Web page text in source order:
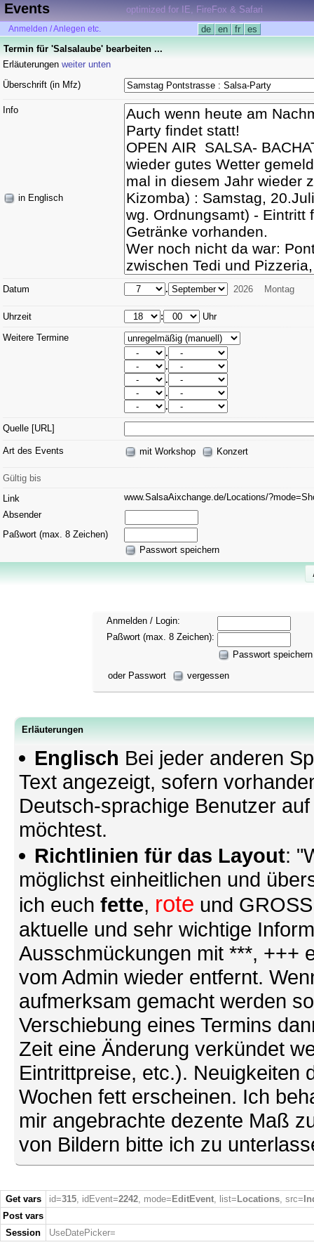
Events optimized for IE, FireFox & Safari
Anmelden / Anlegen etc. de en fr
es
Termin für 'Salsalaube' bearbeiten ...
Erläuterungen weiter unten
Überschrift (in Mfz)
Info
in Englisch
Datum . 2026 Montag
Uhrzeit :
Uhr
Weitere Termine
.
.
.
.
.
Quelle [URL]
Art des Events mit Workshop Konzert
Gültig bis
Link
www.SalsaAixchange.de/Locations/
Absender
Paßwort (max. 8 Zeichen)
Passwort speichern
Anmelden / Login:
Paßwort (max. 8 Zeichen):
Passwort speichern
oder Passwort
vergessen
Erläuterungen
Englisch Bei jeder anderen
Text angezeigt, sofern
Deutsch-sprachige Benutzer
möchtest.
Richtlinien für das Layout:
möglichst einheitlichen und
ich euch fette, rote und
aktuelle und sehr wichtige
Ausschmückungen mit ***, +++
vom Admin wieder entfernt.
aufmerksam gemacht werden
Verschiebung eines Termins
Zeit eine Änderung verkündet
Eintrittpreise, etc.). Neuigkeiten
Wochen fett erscheinen. Ich
mir angebrachte dezente Maß
von Bildern bitte ich zu
Get vars id=315, idEvent=2242, mode= EditEvent, list= Locations, src=
Post vars
Session
UseDatePicker=